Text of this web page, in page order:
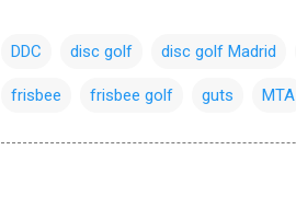
DDC disc golf disc golf Madrid
frisbee frisbee golf guts MTA